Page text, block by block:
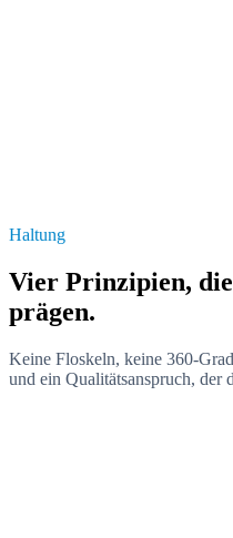
Haltung
Vier Prinzipien,
prägen.
Keine Floskeln, keine 360-
und ein Qualitätsanspruch, der